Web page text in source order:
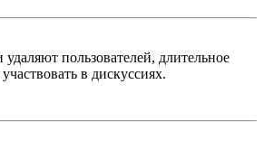
пользователей, длительное
в дискуссиях.